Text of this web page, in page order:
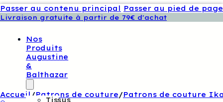
Passer au contenu principal Passer au pied de page
Livraison gratuite à partir de 79€ d'achat
Nos
Produits
Augustine
&
Balthazar
Tissus
Accueil /Patrons de couture/Patrons de couture